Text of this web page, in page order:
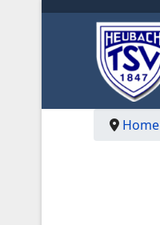
Home